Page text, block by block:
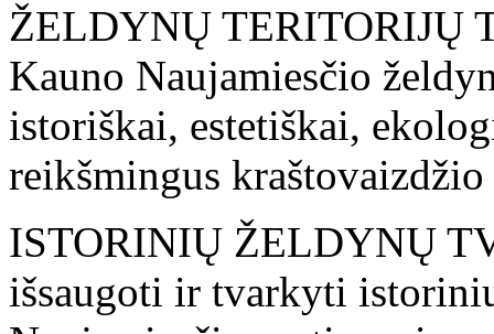
ŽELDYNŲ TERITORIJŲ
Kauno Naujamiesčio
istoriškai, estetiškai,
reikšmingus kraštovaizdžio
ISTORINIŲ ŽELDYNŲ
išsaugoti ir tvarkyti